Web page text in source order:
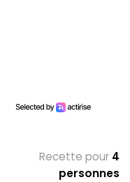
Recette pour 4
personnes